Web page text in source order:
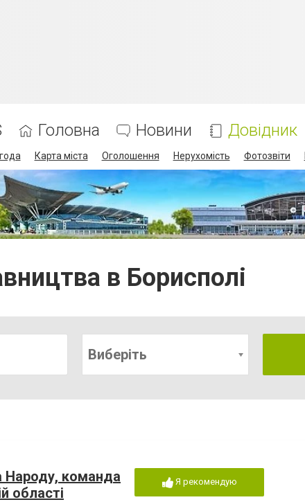
Головна Новини Довідник
Карта міста Оголошення Нерухомість Фотозвіти
в Борисполі
Виберіть
Народу, команда
області
Я рекомендую